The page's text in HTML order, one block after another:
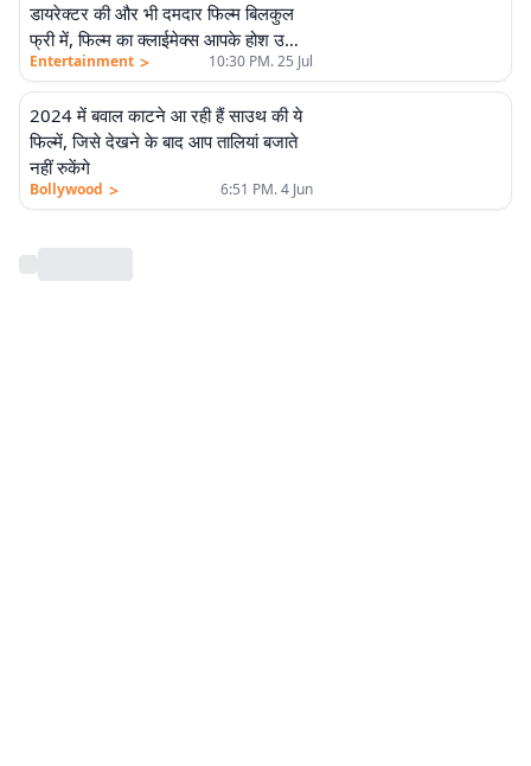
डायरेक्टर की और भी दमदार फिल्म बिलकुल
फ्री में, फिल्म का क्लाईमेक्स आपके होश उड़ा
देगा
Entertainment > 10:30 PM. 25 Jul
2024 में बवाल काटने आ रही हैं साउथ की ये
फिल्में, जिसे देखने के बाद आप तालियां बजाते
नहीं रुकेंगे
Bollywood > 6:51 PM. 4 Jun